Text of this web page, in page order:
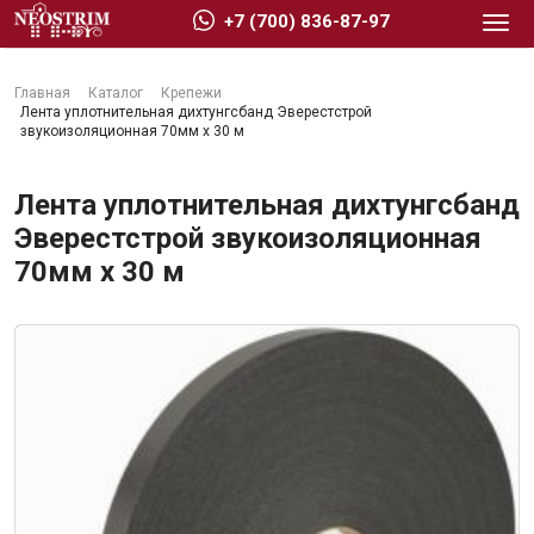
Главная Каталог
Крепежи
Лента уплотнительная дихтунгсбанд Эверестстрой
звукоизоляционная 70мм х 30 м
Лента уплотнительная дихтунгсбанд
Эверестстрой звукоизоляционная
70мм х 30 м
+7 (700) 836-87-97
Стройматериалы
Гидроизоляция
Изоляционные материалы
Кровельные материалы